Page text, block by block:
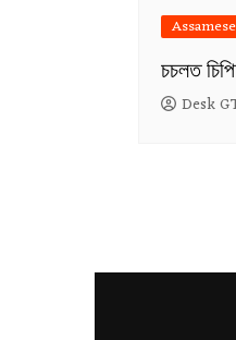
চচলত
Desk